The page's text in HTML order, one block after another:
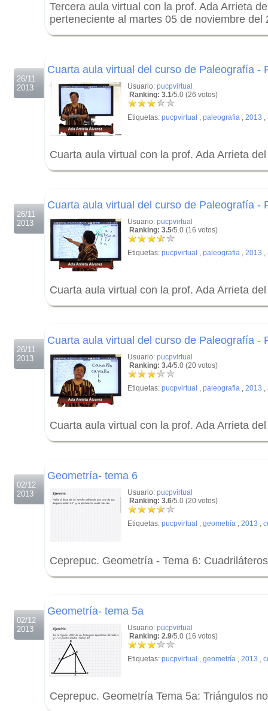
Tercera aula virtual con la prof. Ada Arrieta
perteneciente al martes 05 de noviembre del
26/11
2013
Cuarta aula virtual del curso de Paleografía -
Usuario: pucpvirtual
Ranking: 3.1/5.0 (26 votos)
Etiquetas: pucpvirtual , paleografia , 2013 ,
Cuarta aula virtual con la prof. Ada Arrieta
26/11
2013
Cuarta aula virtual del curso de Paleografía -
Usuario: pucpvirtual
Ranking: 3.5/5.0 (16 votos)
Etiquetas: pucpvirtual , paleografia , 2013 ,
Cuarta aula virtual con la prof. Ada Arrieta
26/11
2013
Cuarta aula virtual del curso de Paleografía -
Usuario: pucpvirtual
Ranking: 3.4/5.0 (20 votos)
Etiquetas: pucpvirtual , paleografia , 2013 ,
Cuarta aula virtual con la prof. Ada Arrieta
02/12
2013
Geometría- tema 6
Usuario: pucpvirtual
Ranking: 3.6/5.0 (20 votos)
Etiquetas: pucpvirtual , geometría , 2013 ,
Ceprepuc. Geometría - Tema 6: Cuadriláteros
02/12
2013
Geometría- tema 5a
Usuario: pucpvirtual
Ranking: 2.9/5.0 (16 votos)
Etiquetas: pucpvirtual , geometría , 2013 ,
Ceprepuc. Geometría Tema 5a: Triángulos